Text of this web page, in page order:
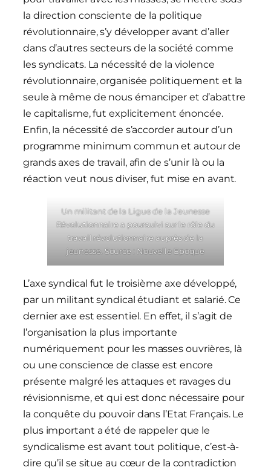
la direction consciente de la politique
révolutionnaire, s’y développer avant d’aller
dans d’autres secteurs de la société comme
les syndicats. La nécessité de la violence
révolutionnaire, organisée politiquement et la
seule à même de nous émanciper et d’abattre
le capitalisme, fut explicitement énoncée.
Enfin, la nécessité de s’accorder autour d’un
programme minimum commun et autour de
grands axes de travail, afin de s’unir là ou la
réaction veut nous diviser, fut mise en avant.
Un militant de la Ligue de la Jeunesse
Révolutionnaire a poursuivi sur le rôle du
travail révolutionnaire auprès de la
jeunesse. Source : Nouvelle Epoque
L’axe syndical fut le troisième axe développé,
par un militant syndical étudiant et salarié. Ce
dernier axe est essentiel. En effet, il s’agit de
l’organisation la plus importante
numériquement pour les masses ouvrières, là
ou une conscience de classe est encore
présente malgré les attaques et ravages du
révisionnisme, et qui est donc nécessaire pour
la conquête du pouvoir dans l’Etat Français. Le
plus important a été de rappeler que le
syndicalisme est avant tout politique, c’est-à-
dire qu’il se situe au cœur de la contradiction